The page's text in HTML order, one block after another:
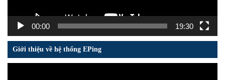
00:00 19:30
Giới thiệu về hệ thống EPing